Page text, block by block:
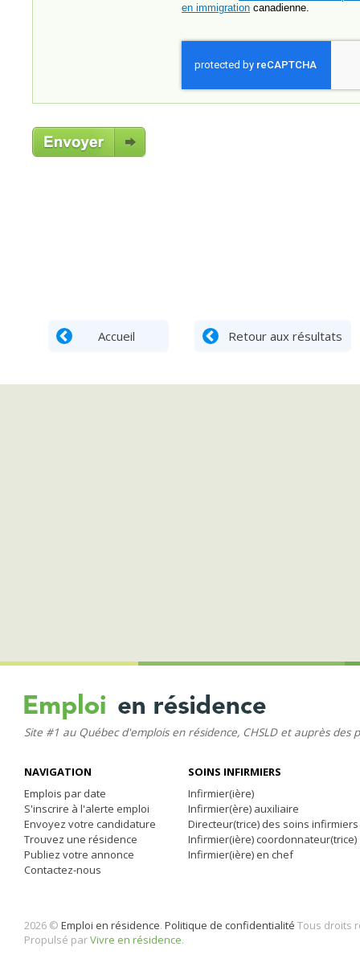
en immigration canadienne.
Accueil Retour aux résultats
Site #1 au Québec d'emplois en résidence, CHSLD et auprès des
NAVIGATION
Emplois par date
S'inscrire à l'alerte emploi
Envoyez votre candidature
Trouvez une résidence
Publiez votre annonce
Contactez-nous
SOINS INFIRMIERS
Infirmier(ière)
Infirmier(ère) auxiliaire
Directeur(trice) des soins infirmiers
Infirmier(ière) coordonnateur(trice)
Infirmier(ière) en chef
2026 © Emploi en résidence. Politique de confidentialité Tous droits
Propulsé parVivre en résidence.